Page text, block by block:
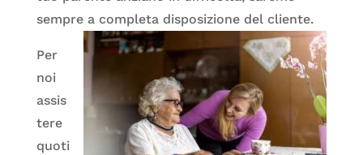
sempre a completa disposizione del cliente.
Per
noi
assis
tere
quoti